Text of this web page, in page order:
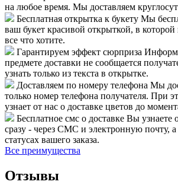
на любое время. Мы доставляем
Бесплатная открытка к букету Мы
ваш букет красивой открыткой, в
все что хотите.
Гарантируем эффект сюрприза
предмете доставки не сообщается
узнать только из текста в открытке.
Доставляем по номеру телефона Мы
только номер телефона получателя. При
узнает от нас о доставке цветов до
Бесплатное смс о доставке Вы узнаете
сразу - через СМС и электронную почту, а
статусах вашего заказа.
Все преимущества
Отзывы